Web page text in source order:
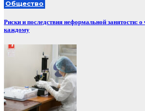
Общество
Риски и последствия неформальной занятости:
каждому